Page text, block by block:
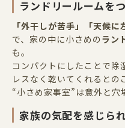
ランドリールームを
「外干しが苦手」「天候に
で、家の中に小さめの ラン
も。
コンパクトにしたことで除
レスなく乾いてくれるとの
“小さめ家事室” は意外と穴
家族の気配を感じら